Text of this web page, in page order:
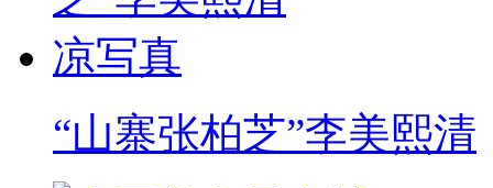
“山寨张柏芝”李美熙清